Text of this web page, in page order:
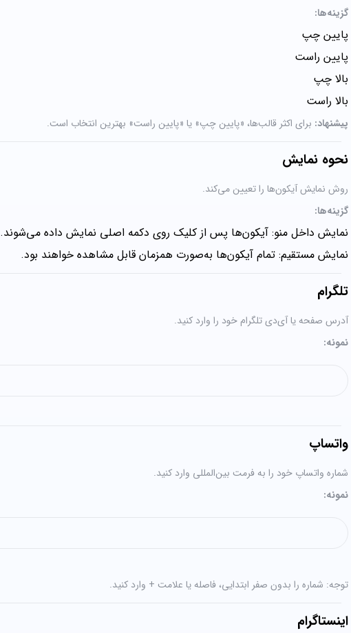
گزینه‌ها:
پایین چپ
پایین راست
بالا چپ
بالا راست
پیشنهاد: برای اکثر قالب‌ها، «پایین چپ» یا «پایین راست» بهترین انتخاب است.
نحوه نمایش
روش نمایش آیکون‌ها را تعیین می‌کند.
گزینه‌ها:
نمایش داخل منو: آیکون‌ها پس از کلیک روی دکمه اصلی نمایش داده می‌شوند.
نمایش مستقیم: تمام آیکون‌ها به‌صورت همزمان قابل مشاهده خواهند بود.
تلگرام
آدرس صفحه یا آی‌دی تلگرام خود را وارد کنید.
نمونه:
واتساپ
شماره واتساپ خود را به فرمت بین‌المللی وارد کنید.
نمونه:
توجه: شماره را بدون صفر ابتدایی، فاصله یا علامت + وارد کنید.
اینستاگرام